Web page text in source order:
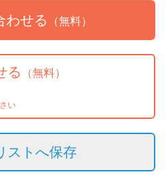
わせる （無料）
る （無料）
い
ストへ保存